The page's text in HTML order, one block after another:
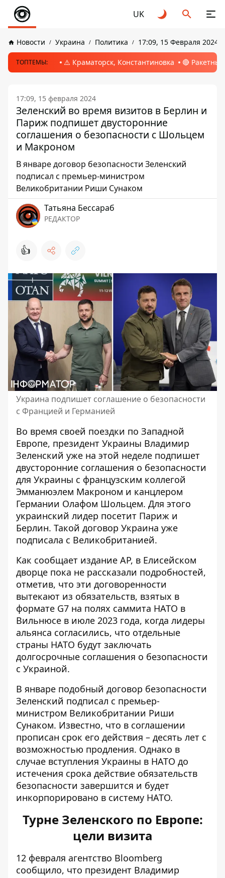
UK
Новости Украина Политика 17:09, 15 Февраля 2024
ТОПТЕМЫ: ⚠️ Краматорск, Константиновка 🔴
17:09, 15 февраля 2024
Зеленский во время визитов в Берлин и
Париж подпишет двусторонние
соглашения о безопасности с Шольцем
и Макроном
В январе договор безопасности Зеленский
подписал с премьер-министром
Великобритании Риши Сунаком
Татьяна Бессараб
РЕДАКТОР
👍
Украина подпишет соглашение о безопасности
с Францией и Германией
Во время своей поездки по Западной
Европе, президент Украины Владимир
Зеленский уже на этой неделе подпишет
двусторонние соглашения о безопасности
для Украины с французским коллегой
Эмманюэлем Макроном и канцлером
Германии Олафом Шольцем. Для этого
украинский лидер посетит Париж и
Берлин. Такой договор Украина уже
подписала с Великобританией.
Как сообщает издание АР, в Елисейском
дворце пока не рассказали подробностей,
отметив, что эти договоренности
вытекают из обязательств, взятых в
формате G7 на полях саммита НАТО в
Вильнюсе в июле 2023 года, когда лидеры
альянса согласились, что отдельные
страны НАТО будут заключать
долгосрочные соглашения о безопасности
с Украиной.
В январе подобный договор безопасности
Зеленский подписал с премьер-
министром Великобритании Риши
Сунаком. Известно, что в соглашении
прописан срок его действия – десять лет с
возможностью продления. Однако в
случае вступления Украины в НАТО до
истечения срока действие обязательств
безопасности завершится и будет
инкорпорировано в систему НАТО.
Турне Зеленского по Европе:
цели визита
12 февраля агентство Bloomberg
сообщило, что президент Владимир